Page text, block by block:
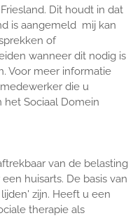
Dit houdt in dat
is aangemeld mij kan
of
wanneer dit nodig is
Voor meer informatie
die u
Sociaal Domein
van de belasting
huisarts. De basis van
zijn. Heeft u een
therapie als